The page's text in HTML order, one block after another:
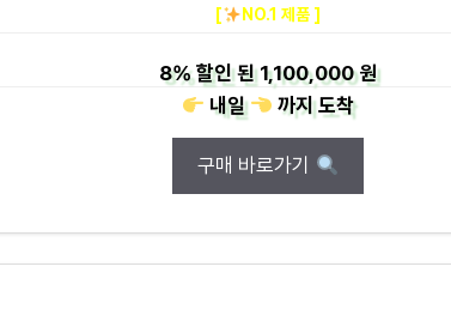
[ NO.1 제품 ]
8%할인 된1,100,000 원
내일
까지도착
구매 바로가기